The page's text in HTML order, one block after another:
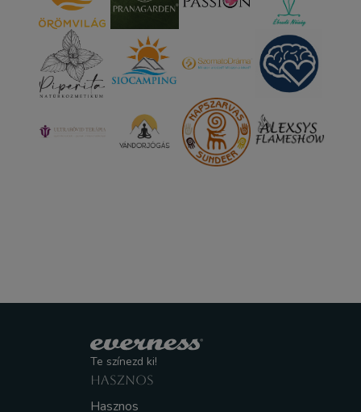
Te színezd ki!
HASZNOS
Hasznos